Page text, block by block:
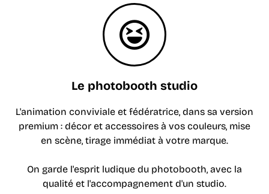
Le photobooth studio
L'animation conviviale et fédératrice, dans sa version
premium : décor et accessoires à vos couleurs, mise
en scène, tirage immédiat à votre marque.
On garde l'esprit ludique du photobooth, avec la
qualité et l'accompagnement d'un studio.